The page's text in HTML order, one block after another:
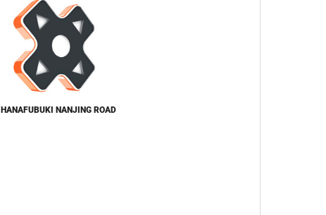
HANAFUBUKI NANJING ROAD